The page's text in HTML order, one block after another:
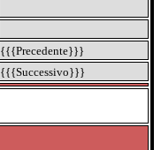
{{{Precedente}}}
{{{Successivo}}}